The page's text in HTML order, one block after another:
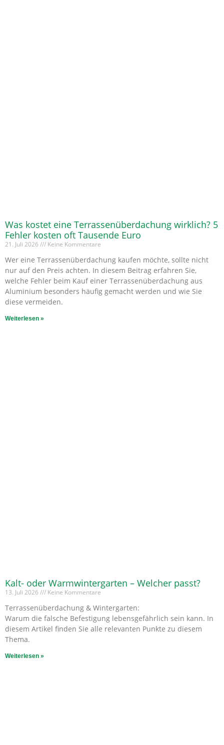
Was kostet eine Terrassenüberdachung wirklich? 5
Fehler kosten oft Tausende Euro
21. Juli 2026 Keine Kommentare
Wer eine Terrassenüberdachung kaufen möchte, sollte nicht
nur auf den Preis achten. In diesem Beitrag erfahren Sie,
welche Fehler beim Kauf einer Terrassenüberdachung aus
Aluminium besonders häufig gemacht werden und wie Sie
diese vermeiden.
Weiterlesen »
Kalt- oder Warmwintergarten – Welcher passt?
13. Juli 2026 Keine Kommentare
Terrassenüberdachung & Wintergarten:
Warum die falsche Befestigung lebensgefährlich sein kann. In
diesem Artikel finden Sie alle relevanten Punkte zu diesem
Thema.
Weiterlesen »